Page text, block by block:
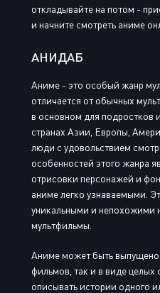
откладывайте на потом -
и начните смотреть аниме
АНИДАБ
Аниме - это особый жанр
отличается от обычных
в основном для подростков
странах Азии, Европы,
люди с удовольствием
особенностей этого жанра
отрисовки персонажей и
аниме легко узнаваемыми.
уникальными и непохожими
мультфильмы.
Аниме может быть
фильмов, так и в виде
описывать истории одного